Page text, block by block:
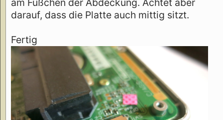
darauf, dass die Platte auch mittig sitzt.
Fertig